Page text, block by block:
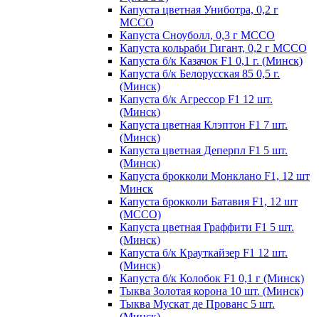
Капуста цветная Униботра, 0,2 г
МССО
Капуста Сноуболл, 0,3 г МССО
Капуста кольраби Гигант, 0,2 г МССО
Капуста б/к Казачок F1 0,1 г. (Минск)
Капуста б/к Белорусская 85 0,5 г.
(Минск)
Капуста б/к Агрессор F1 12 шт.
(Минск)
Капуста цветная Клэптон F1 7 шт.
(Минск)
Капуста цветная Деперпл F1 5 шт.
(Минск)
Капуста брокколи Монклано F1, 12 шт
Минск
Капуста брокколи Батавия F1, 12 шт
(МССО)
Капуста цветная Граффити F1 5 шт.
(Минск)
Капуста б/к Крауткайзер F1 12 шт.
(Минск)
Капуста б/к Колобок F1 0,1 г (Минск)
Тыква Золотая корона 10 шт. (Минск)
Тыква Мускат де Прованс 5 шт.